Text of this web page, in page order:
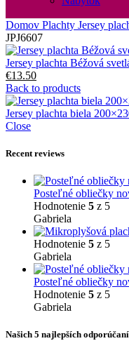
Domov Plachty Jersey
JPJ6607
Jersey plachta Béžová
Pôvodná
cena
bola:
€19.50.
€13.50Aktuálna
cena
je:
€13.50.
Back to products
Jersey plachta biela
Close
Recent reviews
Posteľné obliečky
Hodnotenie 5 z 5
Gabriela
Hodnotenie 5 z 5
Gabriela
Posteľné obliečky
Hodnotenie 5 z 5
Gabriela
Našich 5 najlepších odporúčaní